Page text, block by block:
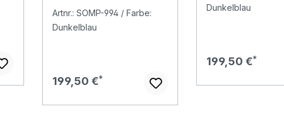
darknavy/cocos
Artnr.: SOMP-994 / Farbe:
Dunkelblau
Regulärer Preis:
199,50 €
Dunkelblau
Regulärer Preis:
199,50 €